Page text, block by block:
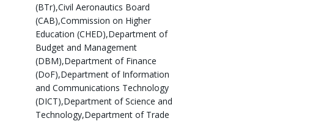
(BTr),Civil Aeronautics Board
(CAB),Commission on Higher
Education (CHED),Department of
Budget and Management
(DBM),Department of Finance
(DoF),Department of Information
and Communications Technology
(DICT),Department of Science and
Technology,Department of Trade